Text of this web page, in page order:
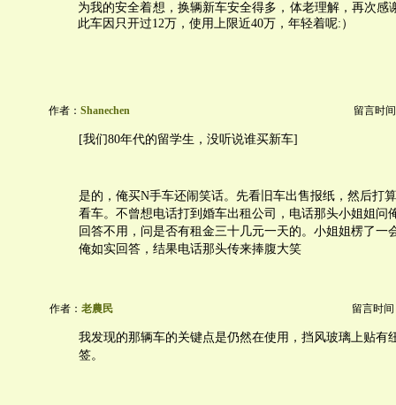
为我的安全着想，换辆新车安全得多，体老理解，再次感
此车因只开过12万，使用上限近40万，年轻着呢:）
作者： Shanechen 留言时
[我们80年代的留学生，没听说谁买新车]
是的，俺买N手车还闹笑话。先看旧车出售报纸，然后打
看车。不曾想电话打到婚车出租公司，电话那头小姐姐问
回答不用，问是否有租金三十几元一天的。小姐姐楞了一
俺如实回答，结果电话那头传来捧腹大笑
作者： 老農民 留言时间
我发现的那辆车的关键点是仍然在使用，挡风玻璃上贴有
签。